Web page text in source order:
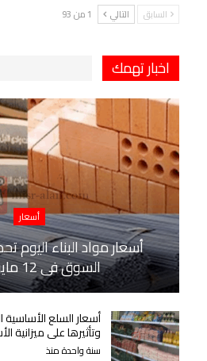
السابق التالي 1 من 93
اخبار تهمك
أسعار
أسعار مواد البناء اليوم
السوق في 12 مايو 2025
أسعار السلع الأساسية
وتأثيرها على ميزانية
سنة واحدة منذ